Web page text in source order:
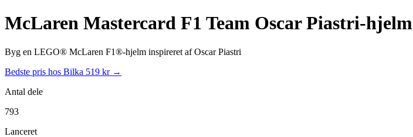
McLaren Mastercard F1 Team Oscar Piastri-hjelm
Byg en LEGO® McLaren F1®-hjelm inspireret af Oscar Piastri
Bedste pris hos Bilka 519 kr →
Antal dele
793
Lanceret